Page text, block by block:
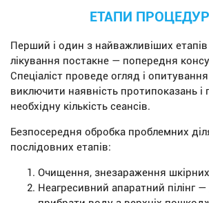
ЕТАПИ
Перший і один з найважливіших етапів
лікування постакне — попередня
Спеціаліст проведе огляд і
виключити наявність протипоказань і
необхідну кількість сеансів.
Безпосередня обробка проблемних
послідовних етапів:
Очищення, знезараження
Неагресивний апаратний пілінг